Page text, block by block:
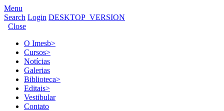
Menu
Search Login DESKTOP_VERSION
Close
O Imesb>
Cursos>
Notícias
Galerias
Biblioteca>
Editais>
Vestibular
Contato